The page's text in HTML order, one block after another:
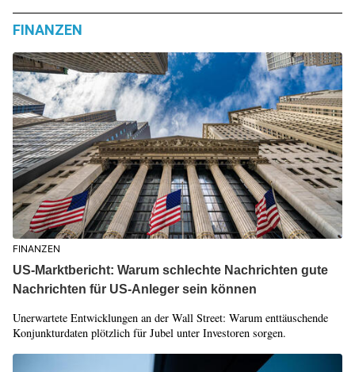
FINANZEN
FINANZEN
US-Marktbericht: Warum schlechte Nachrichten gute
Nachrichten für US-Anleger sein können
Unerwartete Entwicklungen an der Wall Street: Warum enttäuschende
Konjunkturdaten plötzlich für Jubel unter Investoren sorgen.